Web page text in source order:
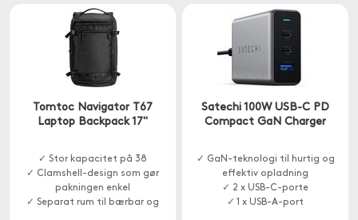
Tomtoc Navigator T67
Laptop Backpack 17"
✓ Stor kapacitet på 38
✓ Clamshell-design som gør
pakningen enkel
✓ Separat rum til bærbar og
Satechi 100W USB-C PD
Compact GaN Charger
✓ GaN-teknologi til hurtig og
effektiv opladning
✓ 2 x USB-C-porte
✓ 1 x USB-A-port